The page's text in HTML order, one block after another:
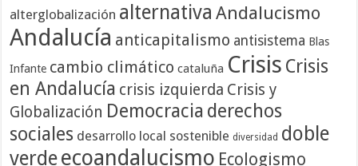
alterglobalización alternativa Andalucismo
Andalucía anticapitalismo antisistema Blas
Infante cambio climático cataluña Crisis Crisis
en Andalucía crisis izquierda Crisis y
Globalización Democracia derechos
sociales desarrollo local sostenible diversidad doble
verdeecoandalucismo Ecologismo